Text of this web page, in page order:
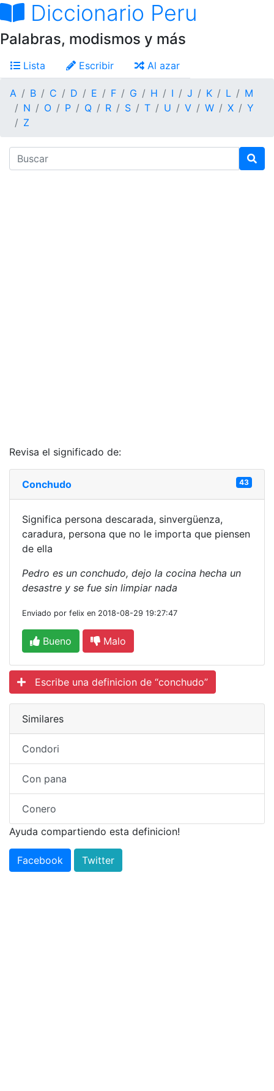
Diccionario Peru
Palabras, modismos y más
Lista Escribir Al azar
A B C D E F G H I J K L
M
N
O P Q R S T U V W X
Y
Z
Revisa el significado de:
Conchudo 43
Significa persona descarada, sinvergüenza,
caradura, persona que no le importa que piensen
de ella
Pedro es un conchudo, dejo la cocina hecha un
desastre y se fue sin limpiar nada
Enviado por felix en 2018-08-29 19:27:47
Bueno Malo
Escribe una definicion de “conchudo”
Similares
Condori
Con pana
Conero
Ayuda compartiendo esta definicion!
Facebook Twitter